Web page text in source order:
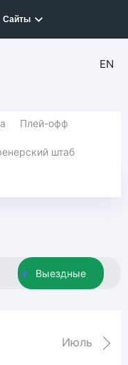
Сайты
EN
Плей-офф
штаб
Выездные
Июль